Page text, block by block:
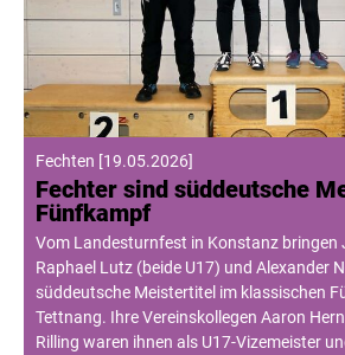
Fechten [19.05.2026]
Fechter sind süddeutsche
Fünfkampf
Vom Landesturnfest in Konstanz bringen
Raphael Lutz (beide U17) und Alexander
süddeutsche Meistertitel im klassischen
Tettnang. Ihre Vereinskollegen Aaron
Rilling waren ihnen als U17-Vizemeister